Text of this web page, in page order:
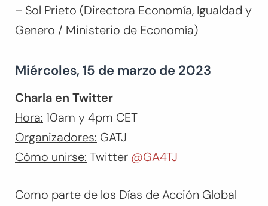
– Sol Prieto (Directora Economía, Igualdad y
Genero / Ministerio de Economía)
Miércoles, 15 de marzo de 2023
Charla en Twitter
Hora: 10am y 4pm CET
Organizadores: GATJ
Cómo unirse: Twitter @GA4TJ
Como parte de los Días de Acción Global